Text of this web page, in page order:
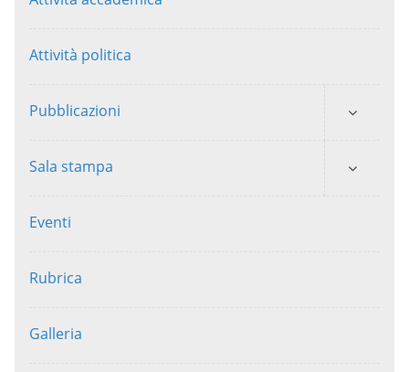
Attività politica
Pubblicazioni
Sala stampa
Eventi
Rubrica
Galleria